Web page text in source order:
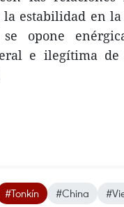
la estabilidad en
opone
e ilegítima de
#Tonkín #China